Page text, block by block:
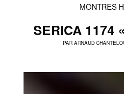
MONTRES
SERICA 1174
PARARNAUD